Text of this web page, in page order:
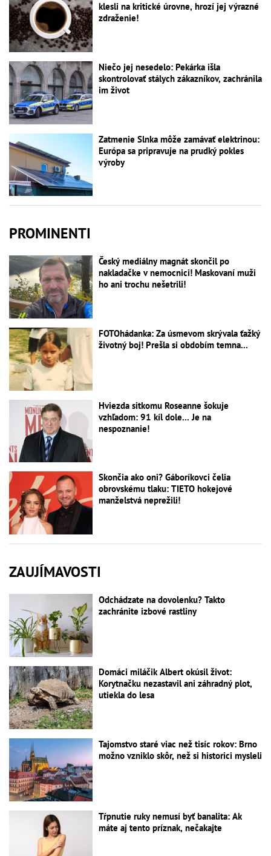
klesli na kritické úrovne, hrozí jej výrazné
zdraženie!
Niečo jej nesedelo: Pekárka išla
skontrolovať stálych zákazníkov, zachránila
im život
Zatmenie Slnka môže zamávať elektrinou:
Európa sa pripravuje na prudký pokles
výroby
PROMINENTI
Český mediálny magnát skončil po
nakladačke v nemocnici! Maskovaní muži
ho ani trochu nešetrili!
FOTOhádanka: Za úsmevom skrývala ťažký
životný boj! Prešla si obdobím temna...
Hviezda sitkomu Roseanne šokuje
vzhľadom: 91 kíl dole... Je na
nespoznanie!
Skončia ako oni? Gáboríkovci čelia
obrovskému tlaku: TIETO hokejové
manželstvá neprežili!
ZAUJÍMAVOSTI
Odchádzate na dovolenku? Takto
zachránite izbové rastliny
Domáci miláčik Albert okúsil život:
Korytnačku nezastavil ani záhradný plot,
utiekla do lesa
Tajomstvo staré viac než tisíc rokov: Brno
možno vzniklo skôr, než si historici mysleli
Tŕpnutie ruky nemusí byť banalita: Ak
máte aj tento príznak, nečakajte